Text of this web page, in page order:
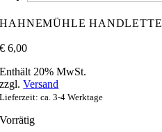
HAHNEMÜHLE
€ 6,00
Enthält 20% MwSt.
zzgl.Versand
Lieferzeit: ca. 3-4 Werktage
Vorrätig